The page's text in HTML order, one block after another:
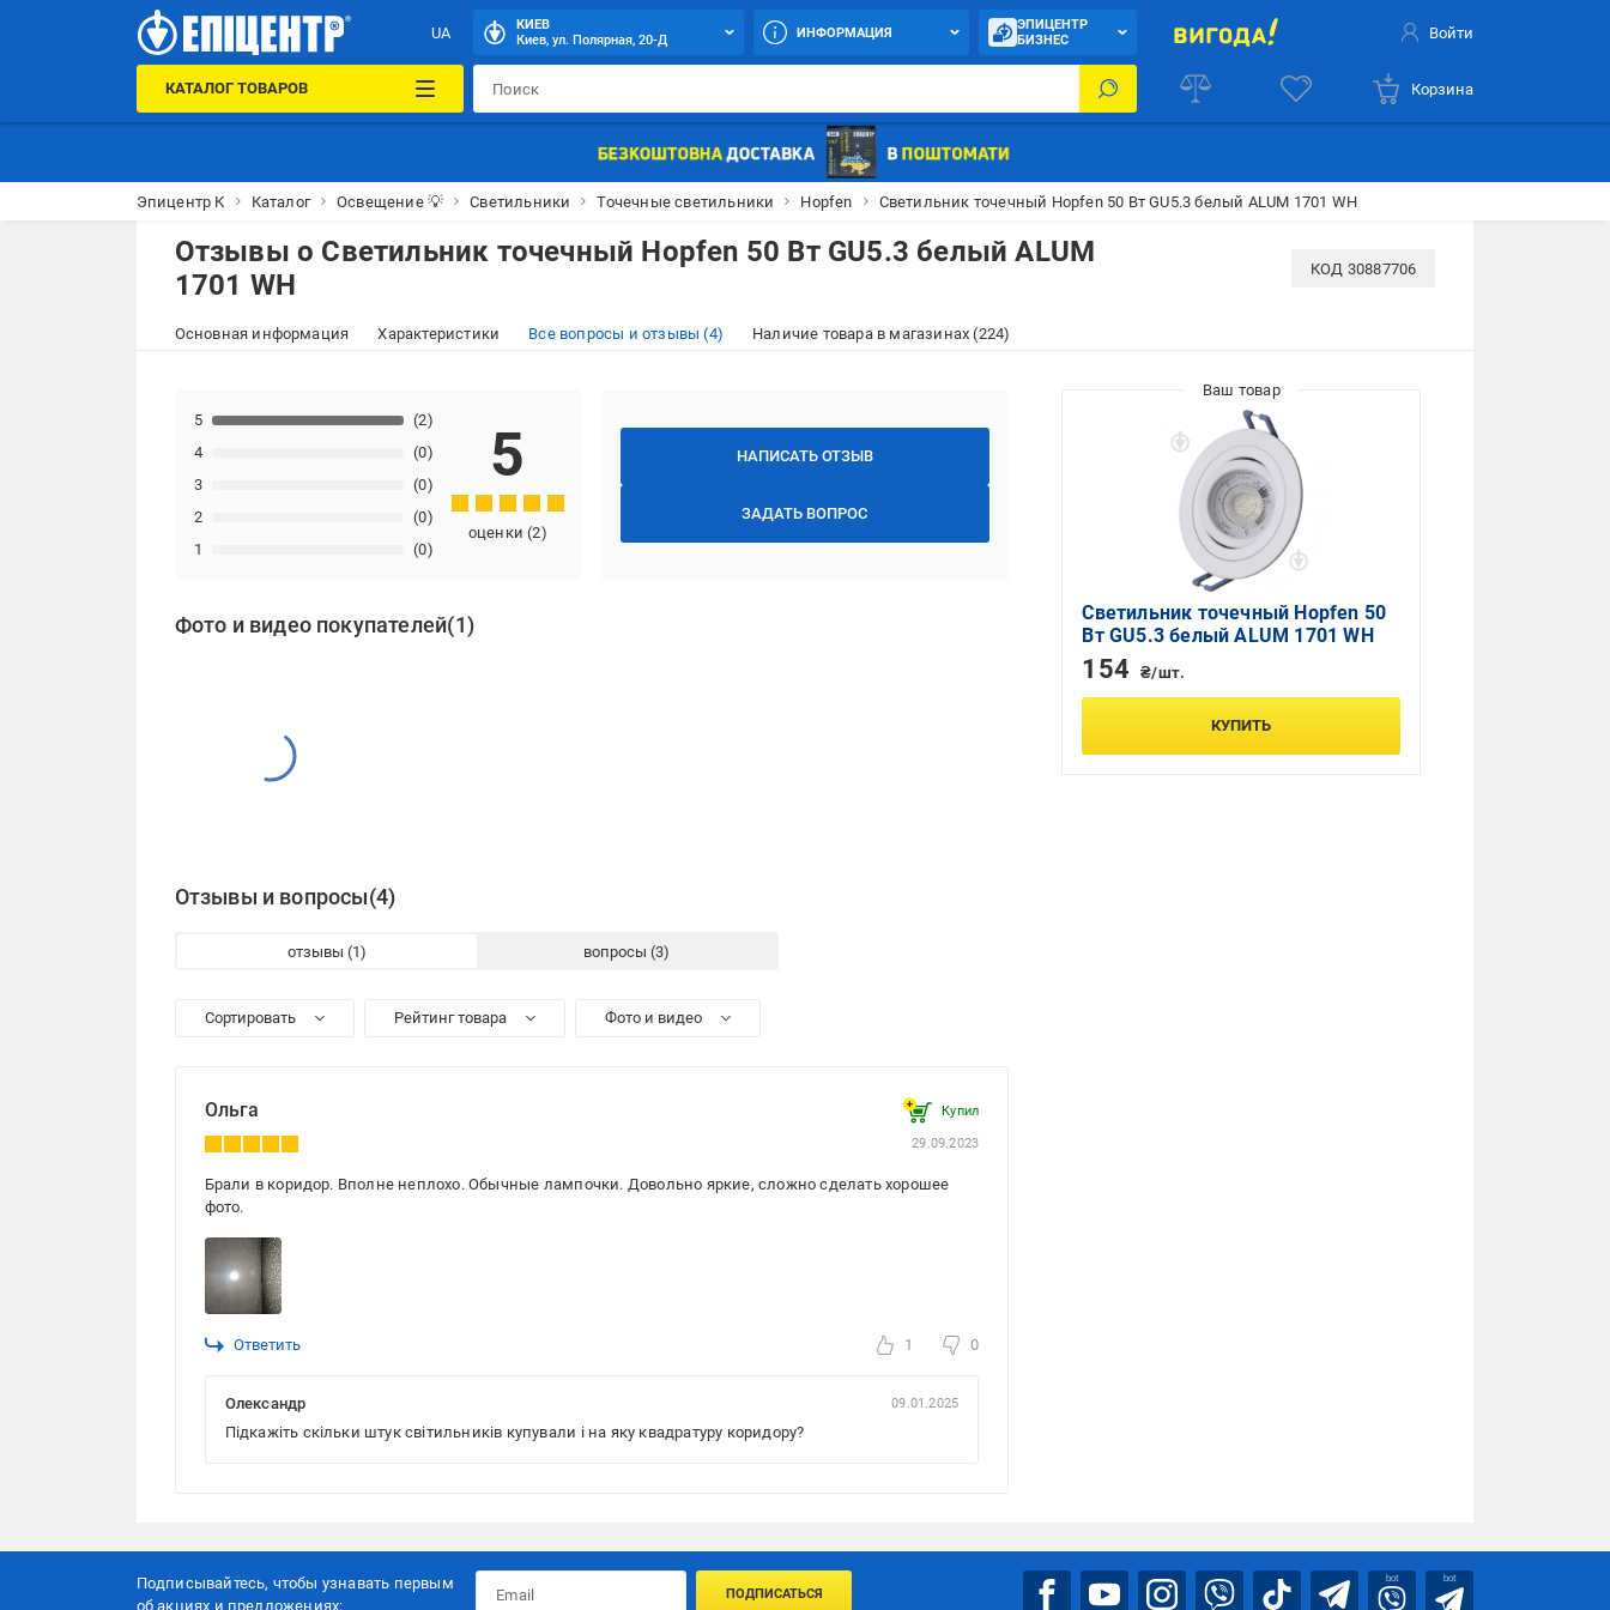
UA
КИЕВ
Киев, ул. Полярная, 20-Д
ИНФОРМАЦИЯ
ЭПИЦЕНТР
БИЗНЕС
Войти
КАТАЛОГ ТОВАРОВ Корзина
Эпицентр К Каталог Освещение 💡 Светильники Точечные светильники Hopfen Светильник точечный Hopfen 50 Вт GU5.3 белый ALUM 1701 WH
Отзывы о Светильник точечный Hopfen 50 Вт GU5.3 белый ALUM
1701 WH
КОД 30887706
Основная информация Характеристики Все вопросы и отзывы (4) Наличие товара в магазинах (224)
НАПИСАТЬ ОТЗЫВ
ЗАДАТЬ ВОПРОС
1 (0)
2 (0)
3 (0)
4 (0)
5 (2)
5
оценки(2)
Фото и видео покупателей(1)
Отзывы и вопросы(4)
отзывы вопросы
Сортировать Рейтинг товара Фото и видео
Ольга Купил
29.09.2023
Брали в коридор. Вполне неплохо. Обычные лампочки. Довольно яркие, сложно сделать хорошее
фото.
Ответить 1 0
Олександр 09.01.2025
Підкажіть скільки штук світильників купували і на яку квадратуру коридору?
Светильник точечный Hopfen 50
Вт GU5.3 белый ALUM 1701 WH
154 ₴/шт.
КУПИТЬ
Подписывайтесь, чтобы узнавать первым
об акцияx и предложениях:
ПОДПИСАТЬСЯ
bot bot